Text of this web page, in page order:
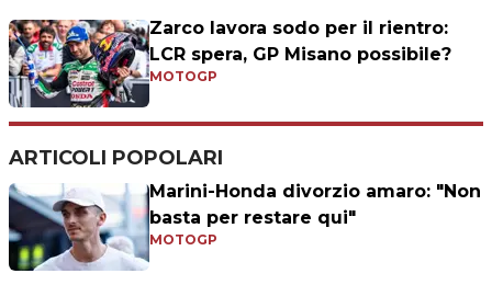
Zarco lavora sodo per il rientro:
LCR spera, GP Misano possibile?
MOTOGP
ARTICOLI POPOLARI
Marini-Honda divorzio amaro: "Non
basta per restare qui"
MOTOGP